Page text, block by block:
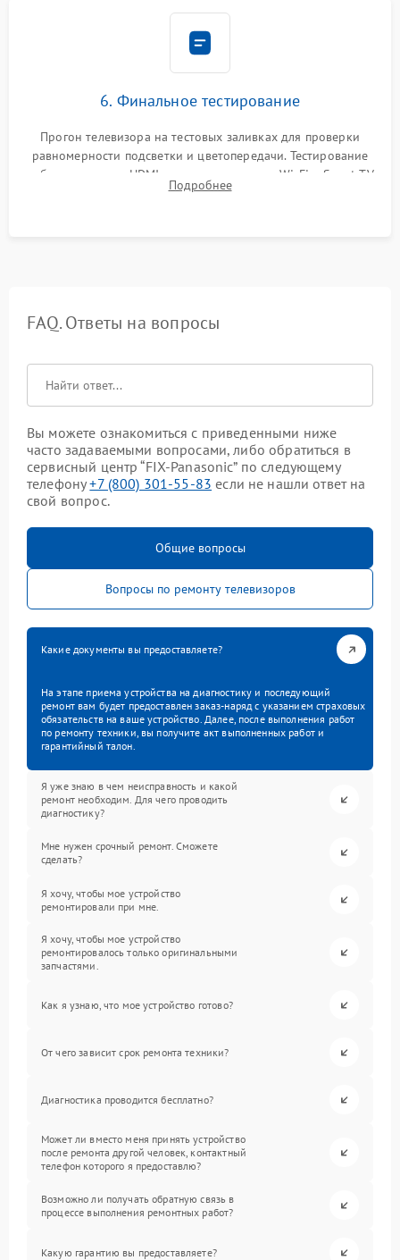
6. Финальное тестирование
Прогон телевизора на тестовых заливках для проверки
равномерности подсветки и цветопередачи. Тестирование
работы разъемов HDMI, динамиков, модуля Wi-Fi и Smart TV
в рабочем режиме в течение нескольких часов.
Подробнее
FAQ. Ответы на вопросы
Вы можете ознакомиться с приведенными ниже
часто задаваемыми вопросами, либо обратиться в
сервисный центр “FIX-Panasonic” по следующему
телефону+7 (800) 301-55-83 если не нашли ответ на
свой вопрос.
Общие вопросы
Вопросы по ремонту телевизоров
Какие документы вы предоставляете?
На этапе приема устройства на диагностику и последующий
ремонт вам будет предоставлен заказ-наряд с указанием страховых
обязательств на ваше устройство. Далее, после выполнения работ
по ремонту техники, вы получите акт выполненных работ и
гарантийный талон.
Я уже знаю в чем неисправность и какой
ремонт необходим. Для чего проводить
диагностику?
Мне нужен срочный ремонт. Сможете
сделать?
Я хочу, чтобы мое устройство
ремонтировали при мне.
Я хочу, чтобы мое устройство
ремонтировалось только оригинальными
запчастями.
Как я узнаю, что мое устройство готово?
От чего зависит срок ремонта техники?
Диагностика проводится бесплатно?
Может ли вместо меня принять устройство
после ремонта другой человек, контактный
телефон которого я предоставлю?
Возможно ли получать обратную связь в
процессе выполнения ремонтных работ?
Какую гарантию вы предоставляете?